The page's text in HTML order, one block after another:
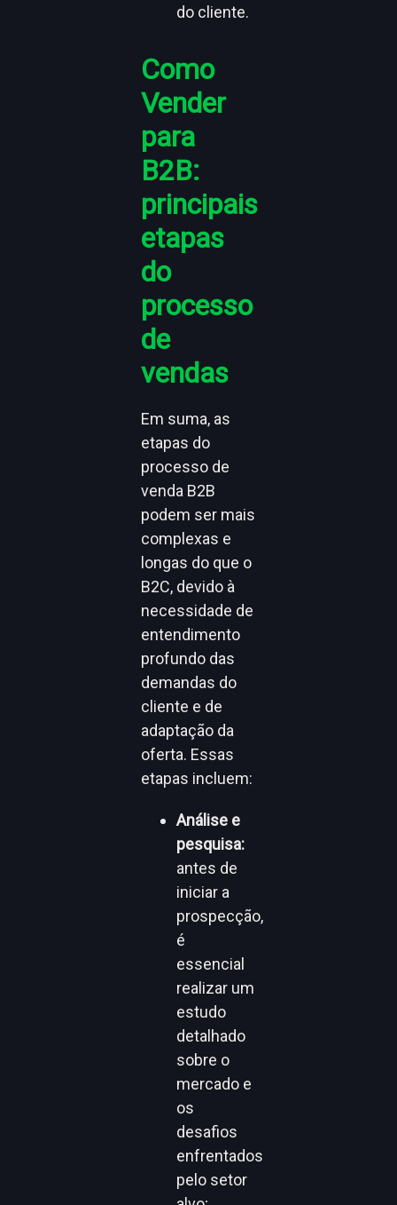
do cliente.
Como
Vender
para
B2B:
principais
etapas
do
processo
de
vendas
Em suma, as
etapas do
processo de
venda B2B
podem ser mais
complexas e
longas do que o
B2C, devido à
necessidade de
entendimento
profundo das
demandas do
cliente e de
adaptação da
oferta. Essas
etapas incluem:
Análise e
pesquisa:
antes de
iniciar a
prospecção,
é
essencial
realizar um
estudo
detalhado
sobre o
mercado e
os
desafios
enfrentados
pelo setor